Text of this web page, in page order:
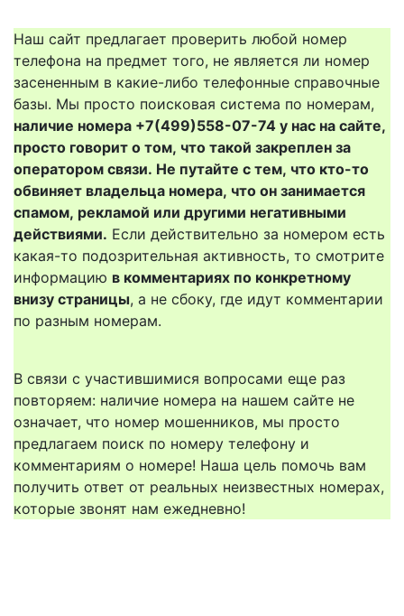
Наш сайт предлагает проверить любой номер
телефона на предмет того, не является ли номер
засененным в какие-либо телефонные справочные
базы. Мы просто поисковая система по номерам,
наличие номера +7(499)558-07-74 у нас на сайте,
просто говорит о том, что такой закреплен за
оператором связи. Не путайте с тем, что кто-то
обвиняет владельца номера, что он занимается
спамом, рекламой или другими негативными
действиями. Если действительно за номером есть
какая-то подозрительная активность, то смотрите
информацию в комментариях по конкретному
внизу страницы, а не сбоку, где идут комментарии
по разным номерам.
В связи с участившимися вопросами еще раз
повторяем: наличие номера на нашем сайте не
означает, что номер мошенников, мы просто
предлагаем поиск по номеру телефону и
комментариям о номере! Наша цель помочь вам
получить ответ от реальных неизвестных номерах,
которые звонят нам ежедневно!